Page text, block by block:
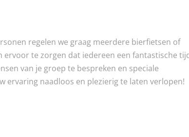
regelen we graag meerdere bierfietsen of
te zorgen dat iedereen een fantastische
van je groep te bespreken en speciale
ervaring naadloos en plezierig te laten verlopen!